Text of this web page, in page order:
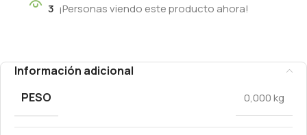
3 ¡Personas viendo este producto ahora!
Información adicional
PESO
0,000 kg